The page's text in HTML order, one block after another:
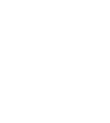
07會考誓師活